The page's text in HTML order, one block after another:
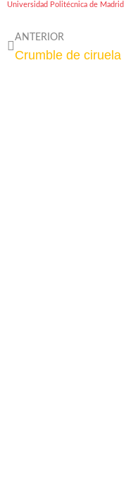
Universidad Politécnica de Madrid
ANTERIOR
Crumble de ciruela